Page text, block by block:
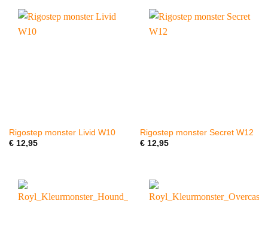
Rigostep monster Livid W10
€12,95
Rigostep monster Secret W12
€12,95